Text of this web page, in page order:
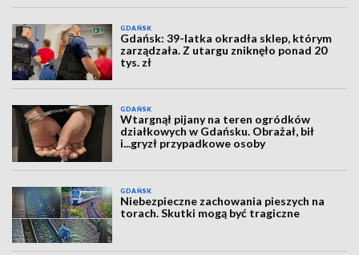
GDAŃSK
Gdańsk: 39-latka okradła sklep, którym
zarządzała. Z utargu zniknęło ponad 20
tys. zł
GDAŃSK
Wtargnął pijany na teren ogródków
działkowych w Gdańsku. Obrażał, bił
i...gryzł przypadkowe osoby
GDAŃSK
Niebezpieczne zachowania pieszych na
torach. Skutki mogą być tragiczne